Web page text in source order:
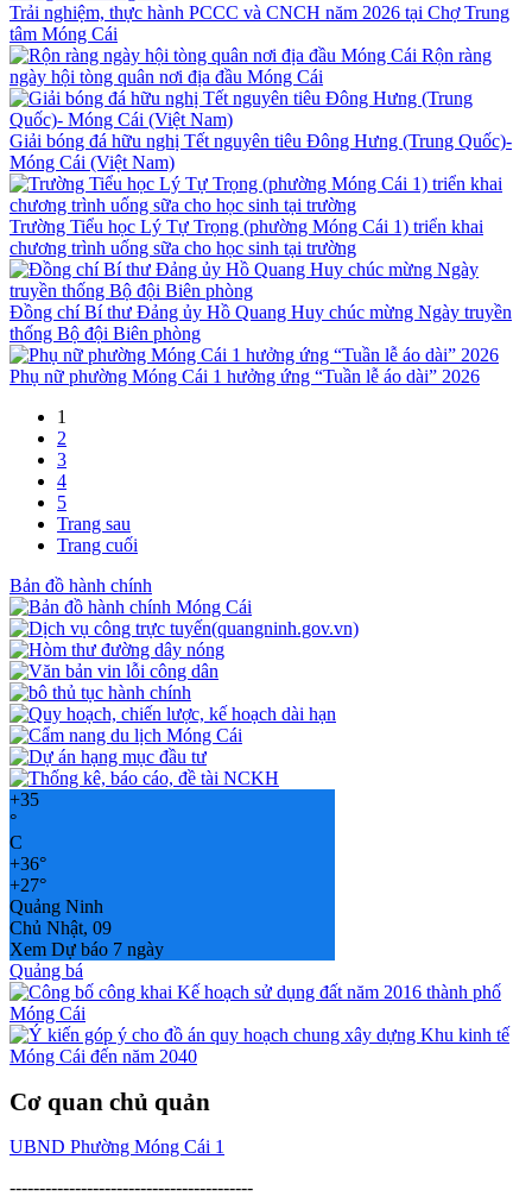
Trải nghiệm, thực hành PCCC và CNCH năm 2026 tại Chợ Trung
tâm Móng Cái
Rộn ràng
ngày hội tòng quân nơi địa đầu Móng Cái
Giải bóng đá hữu nghị Tết nguyên tiêu Đông Hưng (Trung Quốc)-
Móng Cái (Việt Nam)
Trường Tiểu học Lý Tự Trọng (phường Móng Cái 1) triển khai
chương trình uống sữa cho học sinh tại trường
Đồng chí Bí thư Đảng ủy Hồ Quang Huy chúc mừng Ngày truyền
thống Bộ đội Biên phòng
Phụ nữ phường Móng Cái 1 hưởng ứng “Tuần lễ áo dài” 2026
1
2
3
4
5
Trang sau
Trang cuối
Bản đồ hành chính
+35
°
C
+36°
+27°
Quảng Ninh
Chủ Nhật, 09
Xem Dự báo 7 ngày
Quảng bá
Cơ quan chủ quản
UBND Phường Móng Cái 1
-----------------------------------------